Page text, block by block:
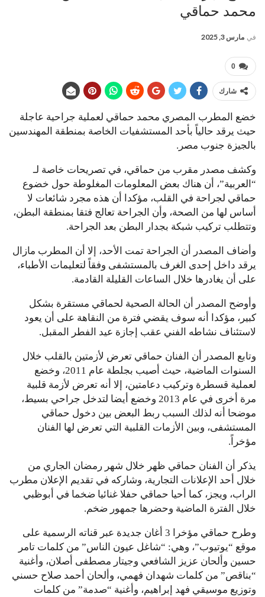
محمد حماقي
في مارس 3, 2025
0
شارك
خضع المطرب المصري محمد حماقي لعملية جراحية عاجلة
حيث يرقد حالياً بأحد المستشفيات الخاصة بمنطقة المهندسين
بالجيزة جنوب مصر.
وكشف مصدر مقرب من حماقي، في تصريحات خاصة لـ
“العربية”، أن هناك بعض المعلومات المغلوطة حول خضوع
حماقي لجراحة في القلب، مؤكدا أن هذه مجرد شائعات لا
أساس لها من الصحة، وأن الجراحة تعالج فتقا بمنطقة البطن،
وتتطلب تركيب شبكة بجدار البطن بعد الجراحة.
وأضاف المصدر أن الجراحة تمت الأحد، إلا أن المطرب مازال
يرقد داخل إحدى الغرف بالمستشفى وفقاً لتعليمات الأطباء،
على أن يغادرها خلال الساعات القليلة القادمة.
وأوضح المصدر أن الحالة الصحية لحماقي مستقرة بشكل
كبير، مؤكدا أنه سوف يقضي فترة من النقاهة على أن يعود
لاستئناف نشاطه الفني عقب إجازة عيد الفطر المقبل.
وتابع المصدر أن الفنان حماقي تعرض لأزمتين بالقلب خلال
السنوات الماضية، حيث أصيب بجلطة عام 2011، وخضع
لعملية قسطرة وتركيب دعامتين، إلا أنه تعرض لأزمة قلبية
مرة أخرى في عام 2013 وخضع أيضا لتدخل جراحي بسيط،
موضحا أنه لذلك السبب ربط البعض بين دخول حماقي
المستشفى، وبين الأزمات القلبية التي تعرض لها الفنان
مؤخراً.
يذكر أن الفنان حماقي ظهر خلال شهر رمضان الجاري من
خلال أحد الإعلانات التجارية، وشاركه في تقديم الإعلان مطرب
الراب، ويجز، كما أحيا حماقي حفلا غنائيا ضخما في أبوظبي
خلال الفترة الماضية وحضرها جمهور ضخم.
وطرح حماقي مؤخرا 3 أغان جديدة عبر قناته الرسمية على
موقع “يوتيوب”، وهي: “شاغل عيون الناس” من كلمات تامر
حسين وألحان عزيز الشافعي وجيتار مصطفى أصلان، وأغنية
“بناقص” من كلمات شهدان فهمي، وألحان أحمد صلاح حسني
وتوزيع موسيقي فهد إبراهيم، وأغنية “صدمة” من كلمات